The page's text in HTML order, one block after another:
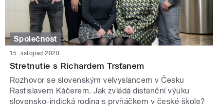
Společnost
15. listopad 2020
Stretnutie s Richardem Trsťanem
Rozhovor se slovenským velvyslancem v Česku
Rastislavem Káčerem. Jak zvládá distanční výuku
slovensko-indická rodina s prvňáčkem v české škole?